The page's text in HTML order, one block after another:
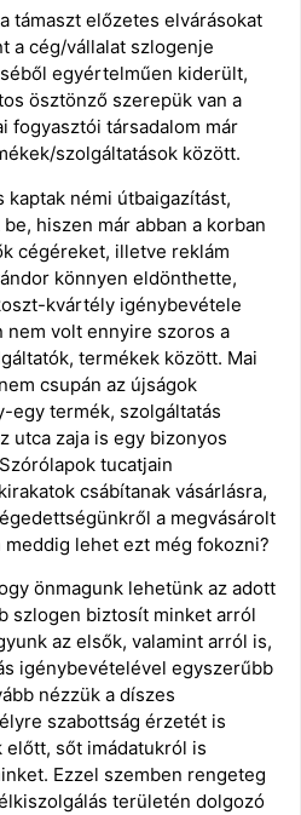
támaszt előzetes elvárásokat
a cég/vállalat szlogenje
egyértelműen kiderült,
ösztönző szerepük van a
fogyasztói társadalom már
szolgáltatások között.
kaptak némi útbaigazítást,
hiszen már abban a korban
cégéreket, illetve reklám
könnyen eldönthette,
kvártély igénybevétele
nem volt ennyire szoros a
termékek között. Mai
csupán az újságok
egy termék, szolgáltatás
utca zaja is egy bizonyos
tucatjain
csábítanak vásárlásra,
a megvásárolt
lehet ezt még fokozni?
önmagunk lehetünk az adott
szlogen biztosít minket arról
az elsők, valamint arról is,
igénybevételével egyszerűbb
nézzük a díszes
szabottság érzetét is
sőt imádatukról is
Ezzel szemben rengeteg
területén dolgozó